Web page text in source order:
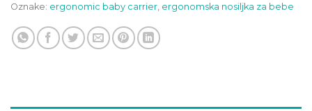
Oznake: ergonomic baby carrier ergonomska nosiljka za bebe